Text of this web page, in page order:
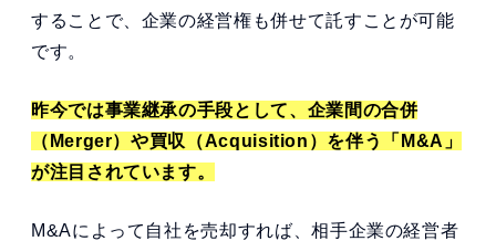
することで、企業の経営権も併せて託すことが可能
です。
昨今では事業継承の手段として、企業間の合併
（Merger）や買収（Acquisition）を伴う「M&A」
が注目されています。
M&Aによって自社を売却すれば、相手企業の経営者